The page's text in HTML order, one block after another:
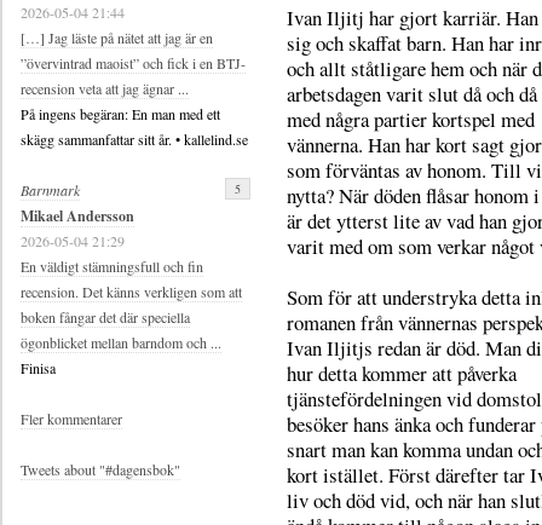
Ivan Iljitj har gjort karriär.
sig och skaffat barn. Han har
och allt ståtligare hem och när
arbetsdagen varit slut då och
med några partier kortspel med
vännerna. Han har kort sagt
som förväntas av honom. Till
nytta? När döden flåsar honom
är det ytterst lite av vad han
varit med om som verkar något
Som för att understryka detta
romanen från vännernas
Ivan Iljitjs redan är död. Man
hur detta kommer att påverka
tjänstefördelningen vid
besöker hans änka och funderar
snart man kan komma undan
kort istället. Först därefter tar
liv och död vid, och när han
2026-05-04 21:44
[…] Jag läste på nätet att jag är en
”övervintrad maoist” och fick i en BTJ-
recension veta att jag ägnar ...
På ingens begäran: En man med ett
skägg sammanfattar sitt år. • kallelind.se
Barnmark
Mikael Andersson
2026-05-04 21:29
En väldigt stämningsfull och fin
recension. Det känns verkligen som att
boken fångar det där speciella
ögonblicket mellan barndom och ...
Finisa
5
Fler kommentarer
Tweets about "#dagensbok"